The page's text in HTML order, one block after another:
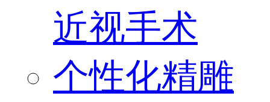
近视手术
个性化精雕